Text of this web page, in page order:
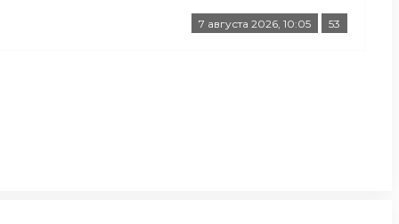
7 августа 2026, 10:05 53